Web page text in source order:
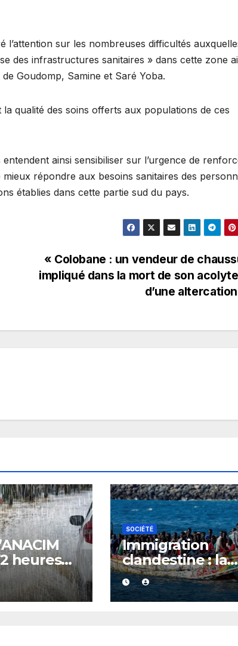
l’attention sur les nombreuses difficultés
des infrastructures sanitaires » dans cette zone
Goudomp, Samine et Saré Yoba.
qualité des soins offerts aux populations de ces
ainsi sensibiliser sur l’urgence de
répondre aux besoins sanitaires des
établies dans cette partie sud du pays.
« Colobane : un vendeur de
impliqué dans la mort de son
d’une
heures
et
sur
régions
SOCIÉTÉ
Immigration
clandestine : la
Gambie devient
nouveau point
départ de la